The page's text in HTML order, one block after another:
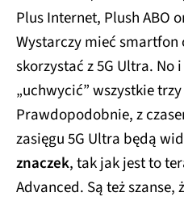
Plus Internet, Plush ABO
Wystarczy mieć smartfon
skorzystać z 5G Ultra. No
„uchwycić” wszystkie
Prawdopodobnie, z
zasięgu 5G Ultra będą
znaczek, tak jak jest to
Advanced. Są też szanse,